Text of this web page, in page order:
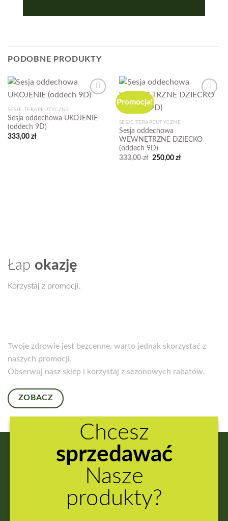
PODOBNE PRODUKTY
SESJE TERAPEUTYCZNE
Sesja oddechowa UKOJENIE
(oddech 9D)
333,00 zł
Promocja!
SESJE TERAPEUTYCZNE
Sesja oddechowa
WEWNĘTRZNE DZIECKO
(oddech 9D)
333,00zł
Pierwotna
250,00 złAktualna
Łap okazję
Korzystaj z promocji.
Twoje zdrowie jest bezcenne, warto jednak skorzystać z
naszych promocji.
Obserwuj nasz sklep i korzystaj z sezonowych rabatów.
ZOBACZ
Chcesz
sprzedawać
Nasze
produkty?